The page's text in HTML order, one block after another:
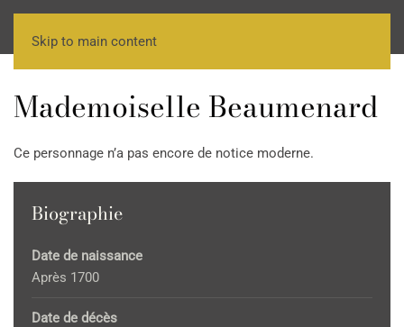
Skip to main content
Mademoiselle Beaumenard
Ce personnage n’a pas encore de notice moderne.
Biographie
Date de naissance
Après 1700
Date de décès